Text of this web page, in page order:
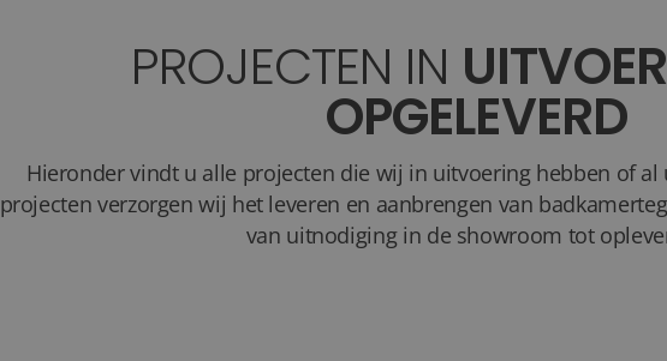
PROJECTEN IN
OPGELEVERD
Hieronder vindt u alle projecten die wij in uitvoering hebben of al
projecten verzorgen wij het leveren en aanbrengen van
van uitnodiging in de showroom tot